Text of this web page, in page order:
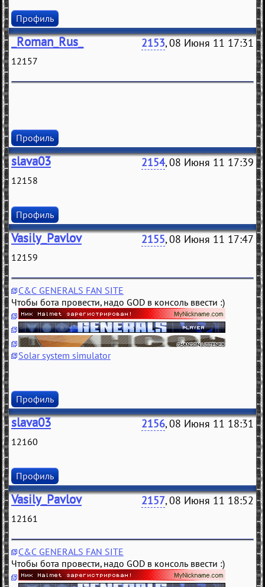
Профиль
_Roman_Rus_ 2153, 08 Июня 11 17:31
12157
Профиль
slava03 2154, 08 Июня 11 17:39
12158
Профиль
Vasily_Pavlov 2155, 08 Июня 11 17:47
12159
C&C GENERALS FAN SITE
Чтобы бота провести, надо GOD в консоль ввести :)
Solar system simulator
Профиль
slava03 2156, 08 Июня 11 18:31
12160
Профиль
Vasily_Pavlov 2157, 08 Июня 11 18:52
12161
C&C GENERALS FAN SITE
Чтобы бота провести, надо GOD в консоль ввести :)